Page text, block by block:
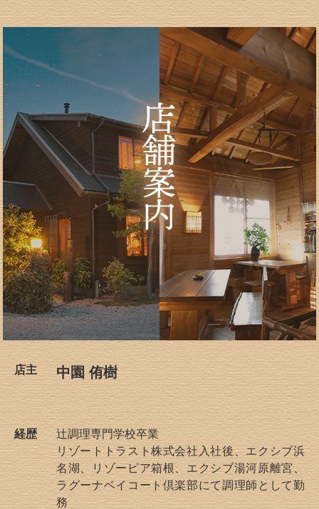
店主 中園 侑樹
経歴
辻調理専門学校卒業
リゾートトラスト株式会社入社後、エクシブ浜
名湖、リゾーピア箱根、エクシブ湯河原離宮、
ラグーナベイコート倶楽部にて調理師として勤
務